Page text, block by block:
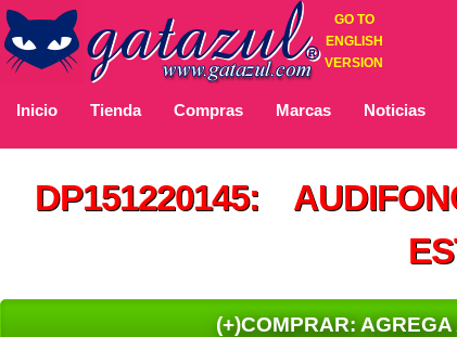
GO TO
ENGLISH
VERSION
Inicio Tienda Compras Marcas Noticias
DP151220145:
(+)COMPRAR: